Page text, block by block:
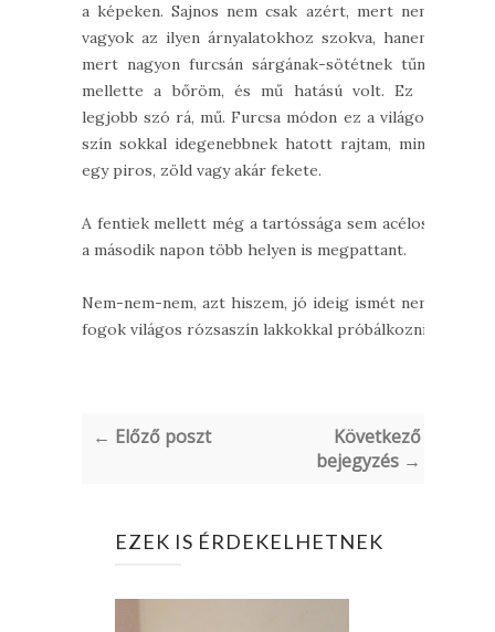
a képeken. Sajnos nem csak azért, mert nem
vagyok az ilyen árnyalatokhoz szokva, hanem
mert nagyon furcsán sárgának-sötétnek tűnt
mellette a bőröm, és mű hatású volt. Ez a
legjobb szó rá, mű. Furcsa módon ez a világos
szín sokkal idegenebbnek hatott rajtam, mint
egy piros, zöld vagy akár fekete.
A fentiek mellett még a tartóssága sem acélos,
a második napon több helyen is megpattant.
Nem-nem-nem, azt hiszem, jó ideig ismét nem
fogok világos rózsaszín lakkokkal próbálkozni.
← Előző poszt
Következő
bejegyzés →
EZEK IS ÉRDEKELHETNEK